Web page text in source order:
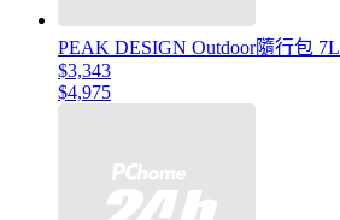
PEAK DESIGN Outdoor隨行包 7L
$3,343
$4,975